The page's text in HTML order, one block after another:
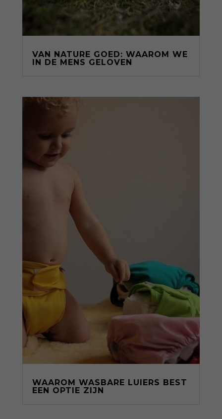
VAN NATURE GOED: WAAROM WE
IN DE MENS GELOVEN
WAAROM WASBARE LUIERS BEST
EEN OPTIE ZIJN